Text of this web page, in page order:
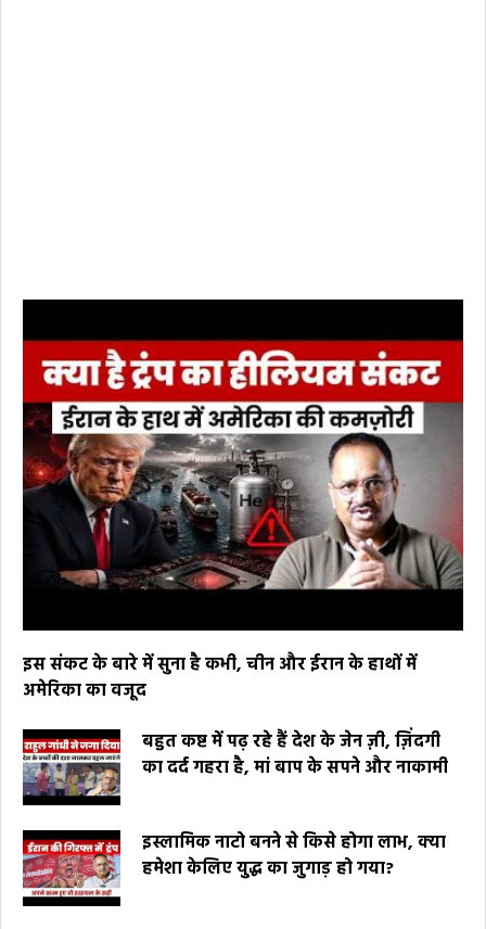
इस संकट के बारे में सुना है कभी, चीन और ईरान के हाथों में
अमेरिका का वजूद
बहुत कष्ट में पढ़ रहे हैं देश के जेन ज़ी, ज़िंदगी
का दर्द गहरा है, मां बाप के सपने और नाकामी
इस्लामिक नाटो बनने से किसे होगा लाभ, क्या
हमेशा केलिए युद्ध का जुगाड़ हो गया?